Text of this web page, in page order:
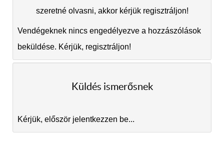
szeretné olvasni, akkor kérjük regisztráljon!
Vendégeknek nincs engedélyezve a hozzászólások
beküldése. Kérjük, regisztráljon!
Küldés ismerősnek
Kérjük, először jelentkezzen be...